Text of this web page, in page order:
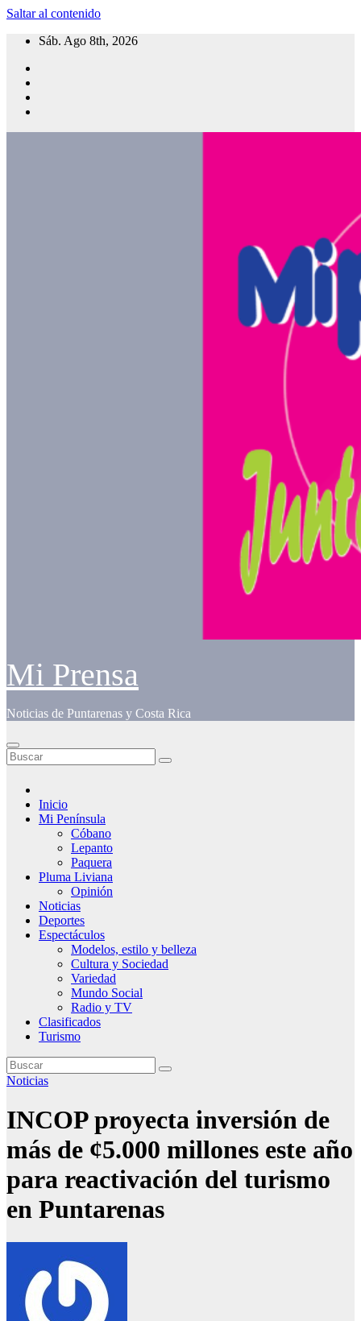
Saltar al contenido
Sáb. Ago 8th, 2026
Mi Prensa
Noticias de Puntarenas y Costa Rica
Inicio
Mi Península
Cóbano
Lepanto
Paquera
Pluma Liviana
Opinión
Noticias
Deportes
Espectáculos
Modelos, estilo y belleza
Cultura y Sociedad
Variedad
Mundo Social
Radio y TV
Clasificados
Turismo
Noticias
INCOP proyecta inversión de
más de ¢5.000 millones este año
para reactivación del turismo
en Puntarenas